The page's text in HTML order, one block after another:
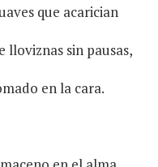
que acarician
lloviznas sin pausas,
en la cara.